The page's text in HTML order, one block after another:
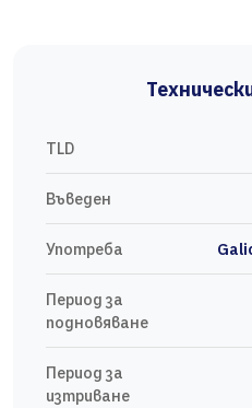
TLD
Въведен
Употреба
Период за
подновяване
Период за
изтриване